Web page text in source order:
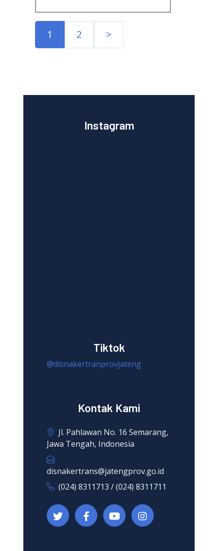
1 2 >
Instagram
Tiktok
@disnakertranprovjateng
Kontak Kami
Jl. Pahlawan No. 16 Semarang,
Jawa Tengah, Indonesia
disnakertrans@jatengprov.go.id
(024) 8311713 / (024) 8311711